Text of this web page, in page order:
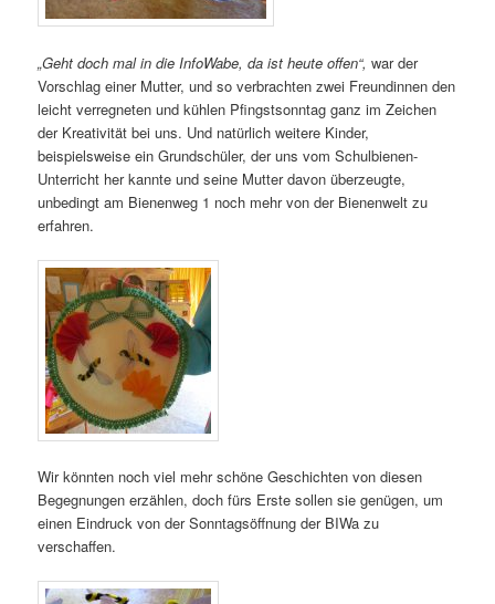
„Geht doch mal in die InfoWabe, da ist heute offen“, war der
Vorschlag einer Mutter, und so verbrachten zwei Freundinnen den
leicht verregneten und kühlen Pfingstsonntag ganz im Zeichen
der Kreativität bei uns. Und natürlich weitere Kinder,
beispielsweise ein Grundschüler, der uns vom Schulbienen-
Unterricht her kannte und seine Mutter davon überzeugte,
unbedingt am Bienenweg 1 noch mehr von der Bienenwelt zu
erfahren.
Wir könnten noch viel mehr schöne Geschichten von diesen
Begegnungen erzählen, doch fürs Erste sollen sie genügen, um
einen Eindruck von der Sonntagsöffnung der BIWa zu
verschaffen.